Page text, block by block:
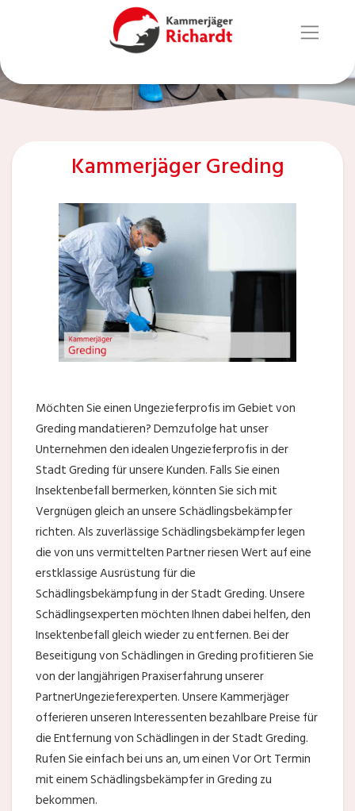
Kammerjäger Greding
Möchten Sie einen Ungezieferprofis im Gebiet von
Greding mandatieren? Demzufolge hat unser
Unternehmen den idealen Ungezieferprofis in der
Stadt Greding für unsere Kunden. Falls Sie einen
Insektenbefall bermerken, könnten Sie sich mit
Vergnügen gleich an unsere Schädlingsbekämpfer
richten. Als zuverlässige Schädlingsbekämpfer legen
die von uns vermittelten Partner riesen Wert auf eine
erstklassige Ausrüstung für die
Schädlingsbekämpfung in der Stadt Greding. Unsere
Schädlingsexperten möchten Ihnen dabei helfen, den
Insektenbefall gleich wieder zu entfernen. Bei der
Beseitigung von Schädlingen in Greding profitieren Sie
von der langjährigen Praxiserfahrung unserer
PartnerUngezieferexperten. Unsere Kammerjäger
offerieren unseren Interessenten bezahlbare Preise für
die Entfernung von Schädlingen in der Stadt Greding.
Rufen Sie einfach bei uns an, um einen Vor Ort Termin
mit einem Schädlingsbekämpfer in Greding zu
bekommen.